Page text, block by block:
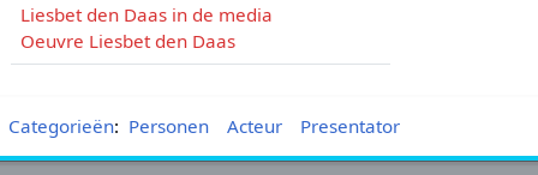
Liesbet den Daas in de media
Oeuvre Liesbet den Daas
Categorieën: Personen Acteur Presentator